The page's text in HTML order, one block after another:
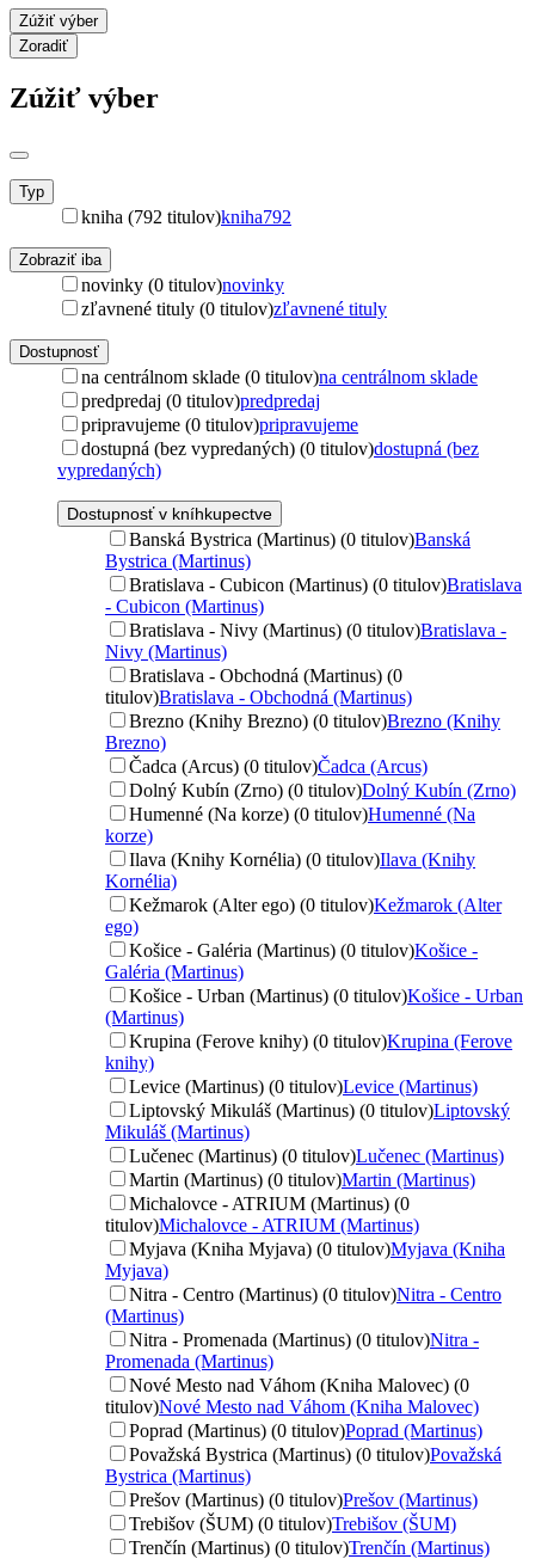
Zúžiť výber
Zoradiť
Zúžiť výber
Typ
kniha (792 titulov)kniha792
Zobraziť iba
novinky (0 titulov)novinky
zľavnené tituly (0 titulov)zľavnené tituly
Dostupnosť
na centrálnom sklade (0 titulov)na centrálnom sklade
predpredaj (0 titulov)predpredaj
pripravujeme (0 titulov)pripravujeme
dostupná (bez vypredaných) (0 titulov)dostupná (bez
vypredaných)
Dostupnosť v kníhkupectve
Banská Bystrica (Martinus) (0 titulov)Banská
Bystrica (Martinus)
Bratislava - Cubicon (Martinus) (0 titulov)Bratislava
- Cubicon (Martinus)
Bratislava - Nivy (Martinus) (0 titulov)Bratislava -
Nivy (Martinus)
Bratislava - Obchodná (Martinus) (0
titulov)Bratislava - Obchodná (Martinus)
Brezno (Knihy Brezno) (0 titulov)Brezno (Knihy
Brezno)
Čadca (Arcus) (0 titulov)Čadca (Arcus)
Dolný Kubín (Zrno) (0 titulov)Dolný Kubín (Zrno)
Humenné (Na korze) (0 titulov)Humenné (Na
korze)
Ilava (Knihy Kornélia) (0 titulov)Ilava (Knihy
Kornélia)
Kežmarok (Alter ego) (0 titulov)Kežmarok (Alter
ego)
Košice - Galéria (Martinus) (0 titulov)Košice -
Galéria (Martinus)
Košice - Urban (Martinus) (0 titulov)Košice - Urban
(Martinus)
Krupina (Ferove knihy) (0 titulov)Krupina (Ferove
knihy)
Levice (Martinus) (0 titulov)Levice (Martinus)
Liptovský Mikuláš (Martinus) (0 titulov)Liptovský
Mikuláš (Martinus)
Lučenec (Martinus) (0 titulov)Lučenec (Martinus)
Martin (Martinus) (0 titulov)Martin (Martinus)
Michalovce - ATRIUM (Martinus) (0
titulov)Michalovce - ATRIUM (Martinus)
Myjava (Kniha Myjava) (0 titulov)Myjava (Kniha
Myjava)
Nitra - Centro (Martinus) (0 titulov)Nitra - Centro
(Martinus)
Nitra - Promenada (Martinus) (0 titulov)Nitra -
Promenada (Martinus)
Nové Mesto nad Váhom (Kniha Malovec) (0
titulov)Nové Mesto nad Váhom (Kniha Malovec)
Poprad (Martinus) (0 titulov)Poprad (Martinus)
Považská Bystrica (Martinus) (0 titulov)Považská
Bystrica (Martinus)
Prešov (Martinus) (0 titulov)Prešov (Martinus)
Trebišov (ŠUM) (0 titulov)Trebišov (ŠUM)
Trenčín (Martinus) (0 titulov)Trenčín (Martinus)